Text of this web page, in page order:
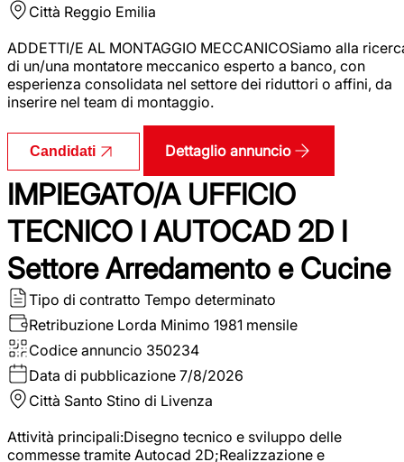
Città Reggio Emilia
ADDETTI/E AL MONTAGGIO MECCANICOSiamo alla
di un/una montatore meccanico esperto a banco, con
esperienza consolidata nel settore dei riduttori o affini, da
inserire nel team di montaggio.
Candidati Dettaglio annuncio
IMPIEGATO/A UFFICIO
TECNICO I AUTOCAD 2D I
Settore Arredamento e Cucine
Tipo di contratto Tempo determinato
Retribuzione Lorda Minimo 1981 mensile
Codice annuncio 350234
Data di pubblicazione 7/8/2026
Città Santo Stino di Livenza
Attività principali:Disegno tecnico e sviluppo delle
commesse tramite Autocad 2D;Realizzazione e